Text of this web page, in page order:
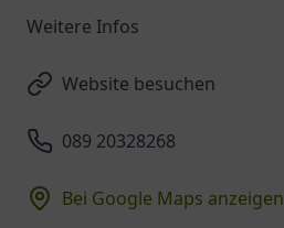
Weitere Infos
Website besuchen
089 20328268
Bei Google Maps anzeigen